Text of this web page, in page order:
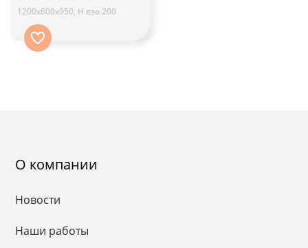
1200x600x950, H вэо 200
О компании
Новости
Наши работы